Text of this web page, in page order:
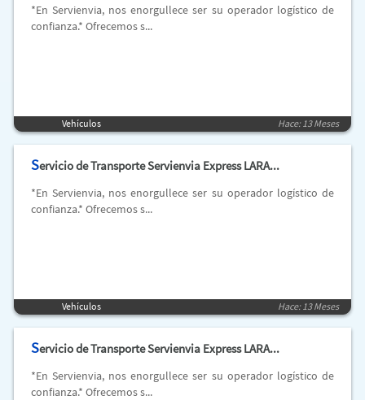
*En Servienvia, nos enorgullece ser su operador logístico de
confianza.* Ofrecemos s...
Vehículos Hace: 13 Meses
Servicio de Transporte Servienvia Express LARA...
*En Servienvia, nos enorgullece ser su operador logístico de
confianza.* Ofrecemos s...
Vehículos Hace: 13 Meses
Servicio de Transporte Servienvia Express LARA...
*En Servienvia, nos enorgullece ser su operador logístico de
confianza.* Ofrecemos s...